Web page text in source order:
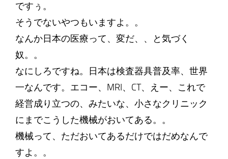
ですぅ。
そうでないやつもいますよ。。
なんか日本の医療って、変だ、、と気づく
奴。。
なにしろですね。日本は検査器具普及率、世界
一なんです。エコー、MRI、CT、えー、これで
経営成り立つの、みたいな、小さなクリニック
にまでこうした機械がおいてある。。
機械って、ただおいてあるだけではだめなんで
すよ。。